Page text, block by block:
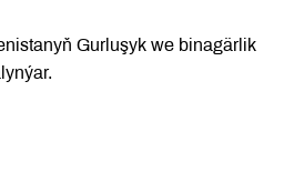
Gurluşyk we binagärlik